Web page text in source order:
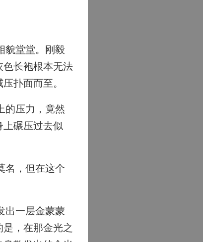
貌堂堂。刚毅
色长袍根本无法
扑面而至。
的压力，竟然
上碾压过去似
名，但在这个
出一层金蒙蒙
，在那金光之